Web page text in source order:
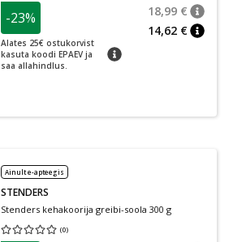
-23%
Alates 25€ ostukorvist
kasuta koodi EPAEV ja
saa allahindlus.
nõuanne
18,99 €
14,62 €
Ainult e-apteegis
STENDERS
Stenders kehakoorija greibi-soola 300 g
(0)
Keskmine hinnang 0.00